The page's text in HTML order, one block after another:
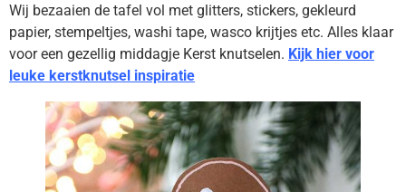
Wij bezaaien de tafel vol met glitters, stickers, gekleurd
papier, stempeltjes, washi tape, wasco krijtjes etc. Alles klaar
voor een gezellig middagje Kerst knutselen. Kijk hier voor
leuke kerstknutsel inspiratie